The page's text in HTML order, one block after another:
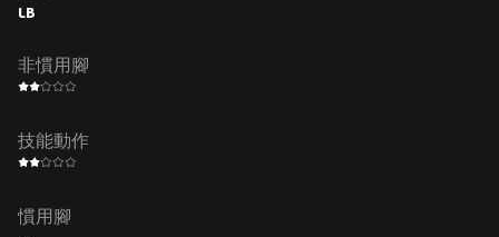
LB
非慣用腳
技能動作
慣用腳